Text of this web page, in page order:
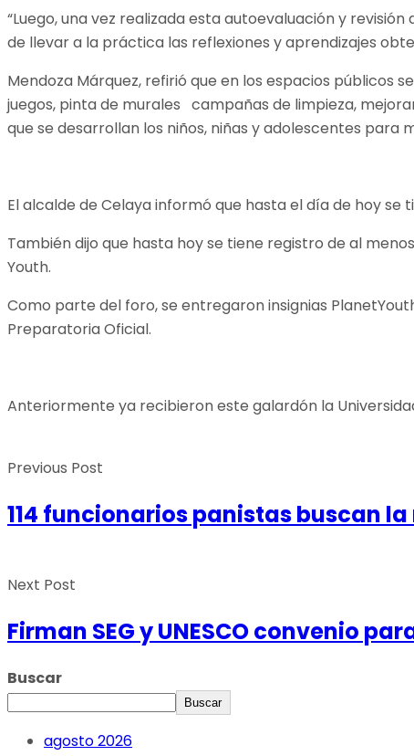
“Luego, una vez realizada esta autoevaluación y
de llevar a la práctica las reflexiones y aprendizajes
Mendoza Márquez, refirió que en los espacios públicos
juegos, pinta de murales campañas de limpieza,
que se desarrollan los niños, niñas y adolescentes para
El alcalde de Celaya informó que hasta el día de hoy se
También dijo que hasta hoy se tiene registro de al
Youth.
Como parte del foro, se entregaron insignias
Preparatoria Oficial.
Anteriormente ya recibieron este galardón la
Previous Post
114 funcionarios panistas buscan
Next Post
Firman SEG y UNESCO convenio
Buscar
Buscar
agosto 2026